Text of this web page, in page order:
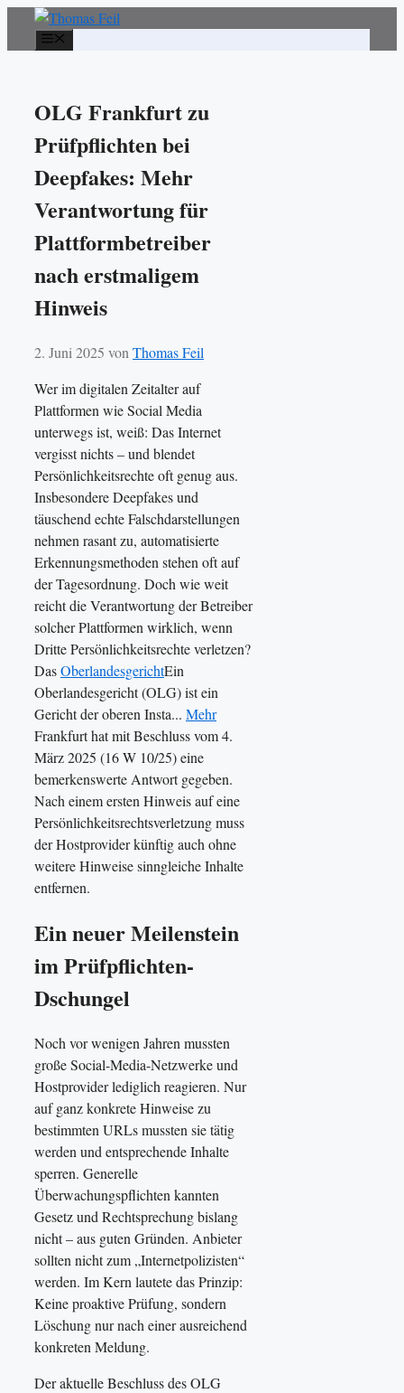
OLG Frankfurt zu
Prüfpflichten bei
Deepfakes: Mehr
Verantwortung für
Plattformbetreiber
nach erstmaligem
Hinweis
2. Juni 2025 von Thomas Feil
Wer im digitalen Zeitalter auf
Plattformen wie Social Media
unterwegs ist, weiß: Das Internet
vergisst nichts – und blendet
Persönlichkeitsrechte oft genug aus.
Insbesondere Deepfakes und
täuschend echte Falschdarstellungen
nehmen rasant zu, automatisierte
Erkennungsmethoden stehen oft auf
der Tagesordnung. Doch wie weit
reicht die Verantwortung der Betreiber
solcher Plattformen wirklich, wenn
Dritte Persönlichkeitsrechte verletzen?
DasOberlandesgerichtEin
Oberlandesgericht (OLG) ist ein
Gericht der oberen Insta... Mehr
Frankfurt hat mit Beschluss vom 4.
März 2025 (16 W 10/25) eine
bemerkenswerte Antwort gegeben.
Nach einem ersten Hinweis auf eine
Persönlichkeitsrechtsverletzung muss
der Hostprovider künftig auch ohne
weitere Hinweise sinngleiche Inhalte
entfernen.
Ein neuer Meilenstein
im Prüfpflichten-
Dschungel
Noch vor wenigen Jahren mussten
große Social-Media-Netzwerke und
Hostprovider lediglich reagieren. Nur
auf ganz konkrete Hinweise zu
bestimmten URLs mussten sie tätig
werden und entsprechende Inhalte
sperren. Generelle
Überwachungspflichten kannten
Gesetz und Rechtsprechung bislang
nicht – aus guten Gründen. Anbieter
sollten nicht zum „Internetpolizisten“
werden. Im Kern lautete das Prinzip:
Keine proaktive Prüfung, sondern
Löschung nur nach einer ausreichend
konkreten Meldung.
Der aktuelle Beschluss des OLG